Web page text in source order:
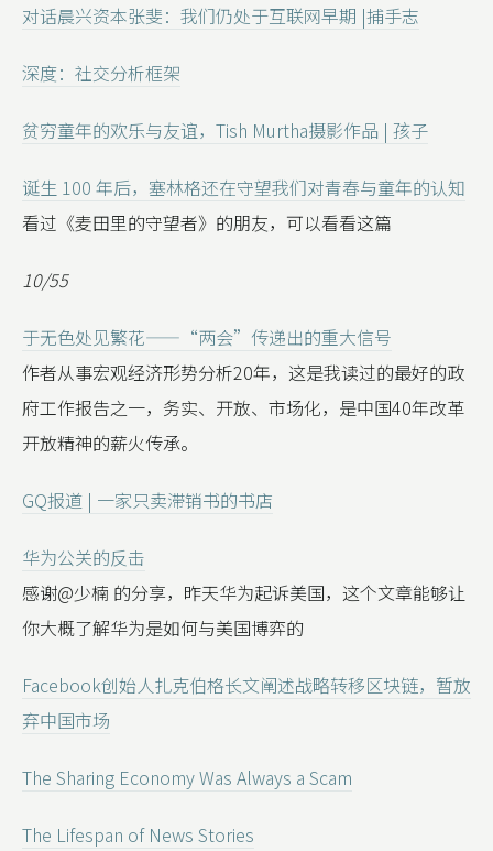
对话晨兴资本张斐：我们仍处于互联网早期 |捕手志
深度：社交分析框架
贫穷童年的欢乐与友谊，Tish Murtha摄影作品 | 孩子
诞生 100 年后，塞林格还在守望我们对青春与童年的认知
看过《麦田里的守望者》的朋友，可以看看这篇
10/55
于无色处见繁花——“两会”传递出的重大信号
作者从事宏观经济形势分析20年，这是我读过的最好的政
府工作报告之一，务实、开放、市场化，是中国40年改革
开放精神的薪火传承。
GQ报道 | 一家只卖滞销书的书店
华为公关的反击
感谢@少楠 的分享，昨天华为起诉美国，这个文章能够让
你大概了解华为是如何与美国博弈的
Facebook创始人扎克伯格长文阐述战略转移区块链，暂放
弃中国市场
The Sharing Economy Was Always a Scam
The Lifespan of News Stories